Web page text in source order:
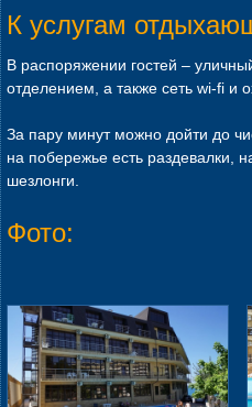
К услугам
В распоряжении гостей –
отделением, а также сеть wi-fi и
За пару минут можно дойти до
на побережье есть раздевалки,
шезлонги.
Фото: